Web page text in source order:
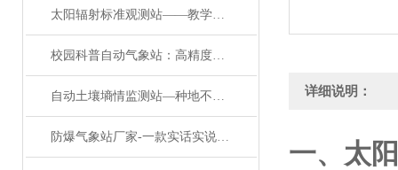
太阳辐射标准观测站——教学辐射观察台#2024已更新
校园科普自动气象站：高精度数据赋能教学，实践育人新载体
自动土壤墒情监测站—种地不再靠天猜：管式监测仪带你解锁土壤 “盲盒”
防爆气象站厂家-一款实话实说的化工厂区防爆气象站#ct6证书
详细说明：
一、 太